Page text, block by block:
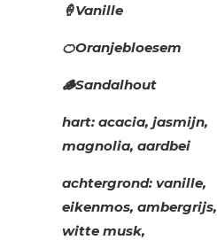
🍦Vanille
🍊Oranjebloesem
🪵Sandalhout
hart: acacia, jasmijn,
magnolia, aardbei
achtergrond: vanille,
eikenmos, ambergrijs,
witte musk,